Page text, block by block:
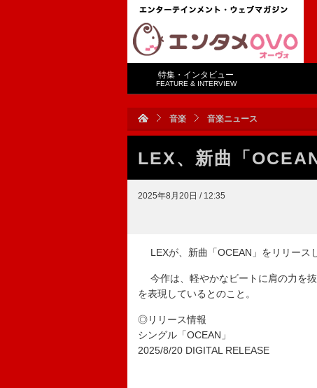
特集・インタビュー
FEATURE & INTERVIEW
音楽 音楽ニュース
LEX、新曲「
2025年8月20日 / 12:35
LEXが、新曲「OCEAN」をリリースし
今作は、軽やかなビートに肩の力を
を表現しているとのこと。
◎リリース情報
シングル「OCEAN」
2025/8/20 DIGITAL RELEASE